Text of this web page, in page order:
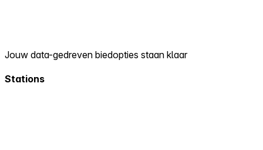
Jouw data-gedreven biedopties staan klaar
Stations